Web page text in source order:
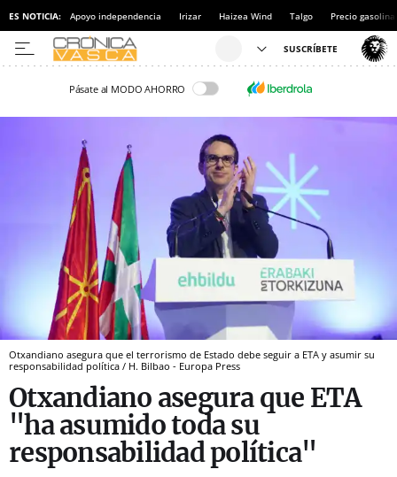
ES NOTICIA: Apoyo independencia Irizar Haizea Wind Talgo Precio gasolina
Pásate al MODO AHORRO
Otxandiano asegura que el terrorismo de Estado debe seguir a ETA y asumir su
responsabilidad política / H. Bilbao - Europa Press
Otxandiano asegura que ETA
"ha asumido toda su
responsabilidad política"